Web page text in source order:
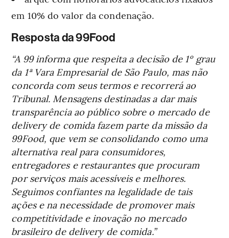
em 10% do valor da condenação.
Resposta da 99Food
“A 99 informa que respeita a decisão de 1º grau
da 1ª Vara Empresarial de São Paulo, mas não
concorda com seus termos e recorrerá ao
Tribunal. Mensagens destinadas a dar mais
transparência ao público sobre o mercado de
delivery de comida fazem parte da missão da
99Food, que vem se consolidando como uma
alternativa real para consumidores,
entregadores e restaurantes que procuram
por serviços mais acessíveis e melhores.
Seguimos confiantes na legalidade de tais
ações e na necessidade de promover mais
competitividade e inovação no mercado
brasileiro de delivery de comida.”